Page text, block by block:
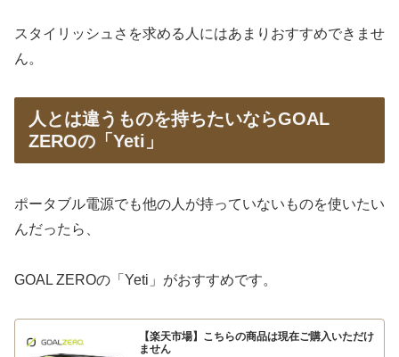
スタイリッシュさを求める人にはあまりおすすめできませ
ん。
人とは違うものを持ちたいならGOAL
ZEROの「Yeti」
ポータブル電源でも他の人が持っていないものを使いたい
んだったら、
GOAL ZEROの「Yeti」がおすすめです。
【楽天市場】こちらの商品は現在ご購入いただけ
ません